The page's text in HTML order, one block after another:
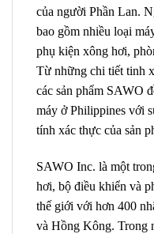
của người Phần Lan.
bao gồm nhiều loại
phụ kiện xông hơi,
Từ những chi tiết tinh
các sản phẩm SAWO
máy ở Philippines với
tính xác thực của sản
SAWO Inc. là một
hơi, bộ điều khiển và
thế giới với hơn 400
và Hồng Kông. Trong